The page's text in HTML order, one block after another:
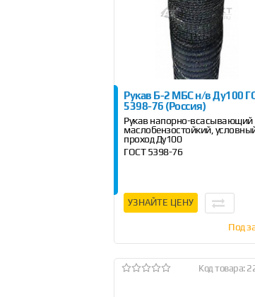
Рукав Б-2 МБС н/в Ду100
5398-76 (Россия)
Рукав напорно-всасывающий
маслобензостойкий,
проход Ду100
ГОСТ 5398-76
УЗНАЙТЕ ЦЕНУ
Под
Код товара: